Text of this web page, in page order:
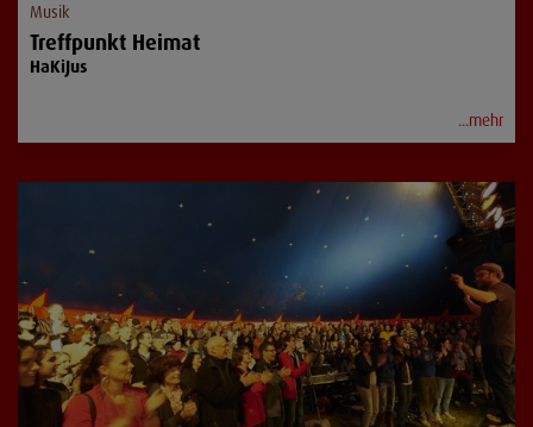
Musik
Treffpunkt Heimat
HaKiJus
...mehr